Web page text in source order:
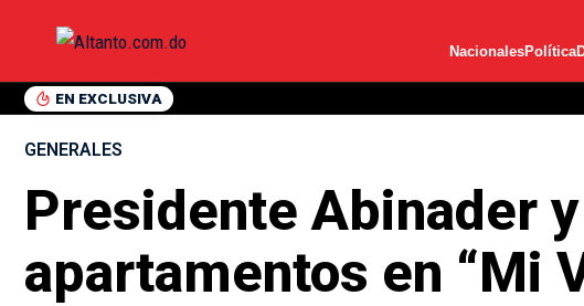
NacionalesPolítica
EN EXCLUSIVA
GENERALES
Presidente Abinader
apartamentos en “Mi